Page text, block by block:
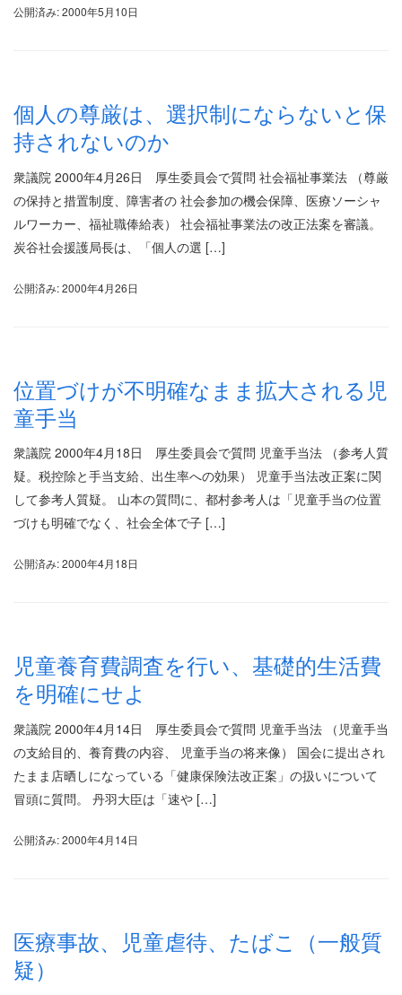
公開済み: 2000年5月10日
個人の尊厳は、選択制にならないと保
持されないのか
衆議院 2000年4月26日 厚生委員会で質問 社会福祉事業法 （尊厳
の保持と措置制度、障害者の 社会参加の機会保障、医療ソーシャ
ルワーカー、福祉職俸給表） 社会福祉事業法の改正法案を審議。
炭谷社会援護局長は、「個人の選 […]
公開済み: 2000年4月26日
位置づけが不明確なまま拡大される児
童手当
衆議院 2000年4月18日 厚生委員会で質問 児童手当法 （参考人質
疑。税控除と手当支給、出生率への効果） 児童手当法改正案に関
して参考人質疑。 山本の質問に、都村参考人は「児童手当の位置
づけも明確でなく、社会全体で子 […]
公開済み: 2000年4月18日
児童養育費調査を行い、基礎的生活費
を明確にせよ
衆議院 2000年4月14日 厚生委員会で質問 児童手当法 （児童手当
の支給目的、養育費の内容、 児童手当の将来像） 国会に提出され
たまま店晒しになっている「健康保険法改正案」の扱いについて
冒頭に質問。 丹羽大臣は「速や […]
公開済み: 2000年4月14日
医療事故、児童虐待、たばこ（一般質
疑）